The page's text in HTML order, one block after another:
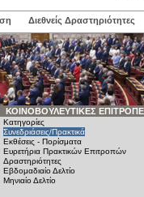
Διεθνείς Δραστηριότητες
ΚΟΙΝΟΒΟΥΛΕΥΤΙΚΕΣ
Κατηγορίες
Συνεδριάσεις/Πρακτικά
Εκθέσεις - Πορίσματα
Ευρετήρια Πρακτικών Επιτροπών
Δραστηριότητες
Εβδομαδιαίο Δελτίο
Μηνιαίο Δελτίο